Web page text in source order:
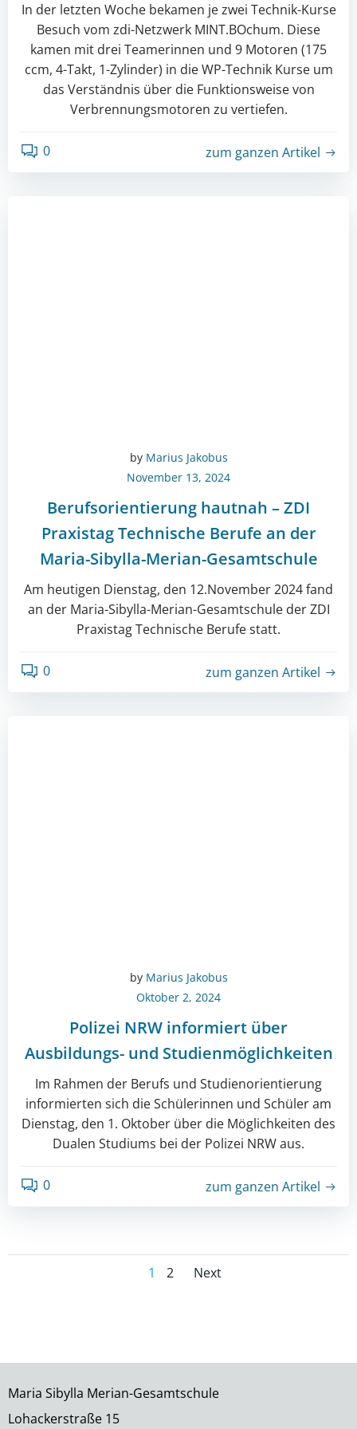
In der letzten Woche bekamen je zwei Technik-Kurse
Besuch vom zdi-Netzwerk MINT.BOchum. Diese
kamen mit drei Teamerinnen und 9 Motoren (175
ccm, 4-Takt, 1-Zylinder) in die WP-Technik Kurse um
das Verständnis über die Funktionsweise von
Verbrennungsmotoren zu vertiefen.
0 zum ganzen Artikel
by Marius Jakobus
November 13, 2024
Berufsorientierung hautnah – ZDI
Praxistag Technische Berufe an der
Maria-Sibylla-Merian-Gesamtschule
Am heutigen Dienstag, den 12.November 2024 fand
an der Maria-Sibylla-Merian-Gesamtschule der ZDI
Praxistag Technische Berufe statt.
0 zum ganzen Artikel
by Marius Jakobus
Oktober 2, 2024
Polizei NRW informiert über
Ausbildungs- und Studienmöglichkeiten
Im Rahmen der Berufs und Studienorientierung
informierten sich die Schülerinnen und Schüler am
Dienstag, den 1. Oktober über die Möglichkeiten des
Dualen Studiums bei der Polizei NRW aus.
0 zum ganzen Artikel
Posts
Page
1 Page
2
Posts
Next
Maria Sibylla Merian-Gesamtschule
Lohackerstraße 15